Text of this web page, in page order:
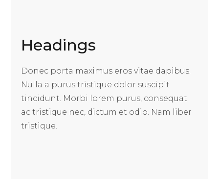
Headings
Donec porta maximus eros vitae dapibus.
Nulla a purus tristique dolor suscipit
tincidunt. Morbi lorem purus, consequat
ac tristique nec, dictum et odio. Nam liber
tristique.